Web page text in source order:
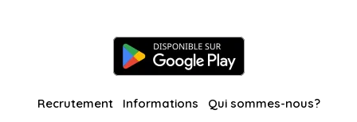
Recrutement Informations Qui sommes-nous?